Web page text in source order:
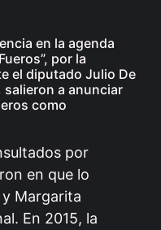
en la agenda
por la
el diputado Julio De
salieron a anunciar
como
por
en que lo
Margarita
En 2015, la